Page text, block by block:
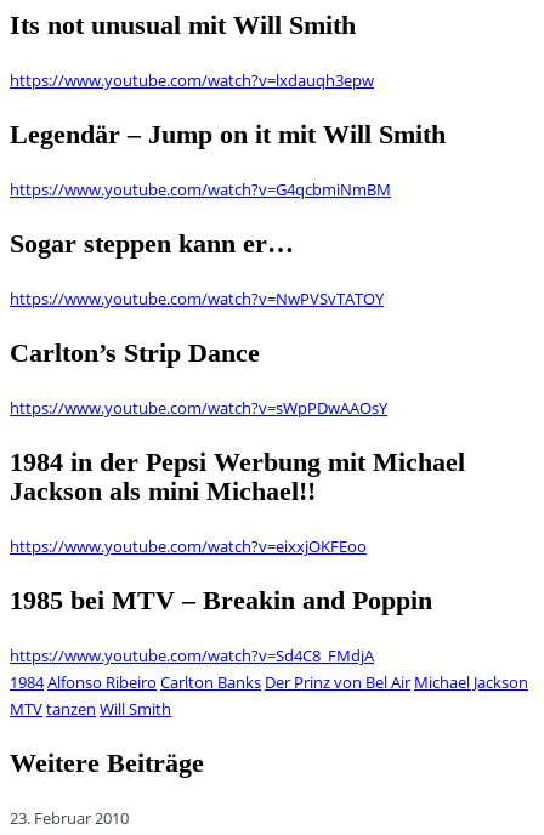
Its not unusual mit Will Smith
https://www.youtube.com/watch?v=lxdauqh3epw
Legendär – Jump on it mit Will Smith
https://www.youtube.com/watch?v=G4qcbmiNmBM
Sogar steppen kann er…
https://www.youtube.com/watch?v=NwPVSvTATOY
Carlton’s Strip Dance
https://www.youtube.com/watch?v=sWpPDwAAOsY
1984 in der Pepsi Werbung mit Michael
Jackson als mini Michael!!
https://www.youtube.com/watch?v=eixxjOKFEoo
1985 bei MTV – Breakin and Poppin
https://www.youtube.com/watch?v=Sd4C8_FMdjA
1984Alfonso Ribeiro Carlton Banks Der Prinz von Bel Air Michael Jackson
MTVtanzen Will Smith
Weitere Beiträge
23. Februar 2010